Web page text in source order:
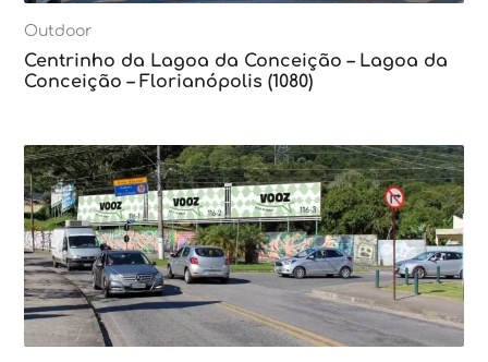
Outdoor
Centrinho da Lagoa da Conceição – Lagoa da
Conceição – Florianópolis (1080)